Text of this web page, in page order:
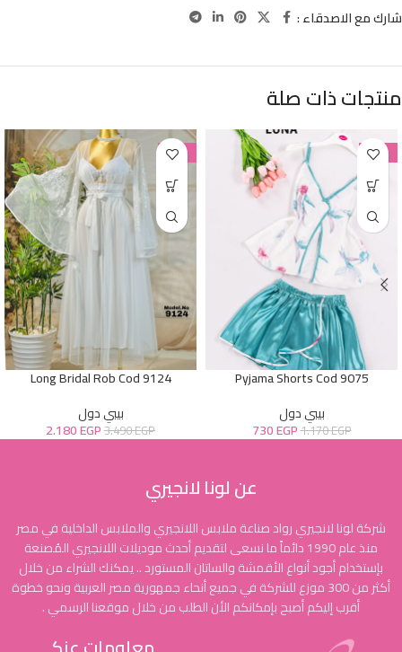
شارك مع الاصدقاء :
منتجات ذات صلة
-38%
Pyjama Shorts Cod 9075
بيبي دول
1.170EGP
730EGP
-38%
Long Bridal Rob Cod 9124
بيبي دول
3.490EGP
2.180EGP
عن لونا لانجيري
شركة لونا لانجيري رواد صناعة ملابس اللانجيري والملابس الداخلية في مصر
منذ عام 1990 دائماً ما نسعى لتقديم أحدث موديلات اللانجيري المُصنعة
بإستخدام أجود أنواع الأقمشة والساتان المستورد .. يمكنك الشراء من خلال
أكثر من 300 موزع للشركة في جميع أنحاء جمهورية مصر العربية ونحو خطوة
أقرب إليكم أصبح بإمكانكم الأن الطلب من خلال موقعنا الرسمي .